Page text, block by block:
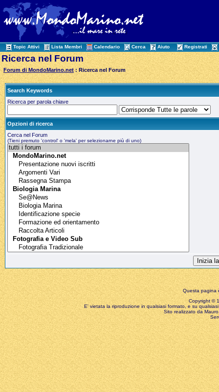
Topic Attivi Lista Membri Calendario Cerca Aiuto Registrati
Ricerca nel Forum
Forum di MondoMarino.net : Ricerca nel Forum
Search Keywords
Ricerca per parola chiave
Opzioni di ricerca
Cerca nel Forum
(Tieni premuto 'control' o 'mela' per selezionarne più di uno)
Questa pagina
Copyright ©
E' vietata la riproduzione in qualsiasi formato, e su
Sito realizzato da